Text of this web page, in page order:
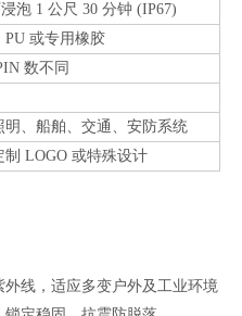
泡 1 公尺 30 分钟 (IP67)
PU 或专用橡胶
数不同
明、船舶、交通、安防系统
LOGO 或特殊设计
外线，适应多变户外及工业环境